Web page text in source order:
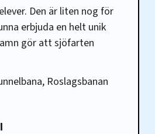
Den är liten nog för
erbjuda en helt unik
gör att sjöfarten
Roslagsbanan